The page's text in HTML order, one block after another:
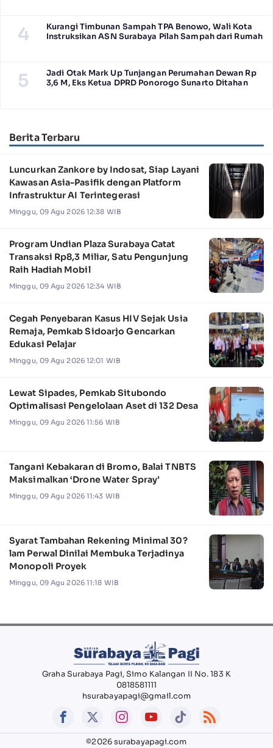
4
Kurangi Timbunan Sampah TPA Benowo, Wali Kota
Instruksikan ASN Surabaya Pilah Sampah dari Rumah
5
Jadi Otak Mark Up Tunjangan Perumahan Dewan Rp
3,6 M, Eks Ketua DPRD Ponorogo Sunarto Ditahan
Berita Terbaru
Luncurkan Zankore by Indosat, Siap Layani
Kawasan Asia-Pasifik dengan Platform
Infrastruktur AI Terintegerasi
Minggu, 09 Agu 2026 12:38 WIB
Program Undian Plaza Surabaya Catat
Transaksi Rp8,3 Miliar, Satu Pengunjung
Raih Hadiah Mobil
Minggu, 09 Agu 2026 12:34 WIB
Cegah Penyebaran Kasus HIV Sejak Usia
Remaja, Pemkab Sidoarjo Gencarkan
Edukasi Pelajar
Minggu, 09 Agu 2026 12:01 WIB
Lewat Sipades, Pemkab Situbondo
Optimalisasi Pengelolaan Aset di 132 Desa
Minggu, 09 Agu 2026 11:56 WIB
Tangani Kebakaran di Bromo, Balai TNBTS
Maksimalkan ‘Drone Water Spray’
Minggu, 09 Agu 2026 11:43 WIB
Syarat Tambahan Rekening Minimal 30?
lam Perwal Dinilai Membuka Terjadinya
Monopoli Proyek
Minggu, 09 Agu 2026 11:18 WIB
Graha Surabaya Pagi, Simo Kalangan II No. 183 K
0818581111
hsurabayapagi@gmail.com
©2026 surabayapagi.com